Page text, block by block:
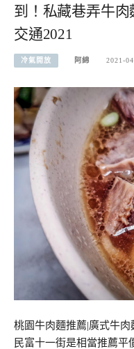
到！私藏巷弄牛
交通2021
冷氣開放 阿綿 2021-
桃園牛肉麵推薦|廣式牛
民富十一街是相當推薦平